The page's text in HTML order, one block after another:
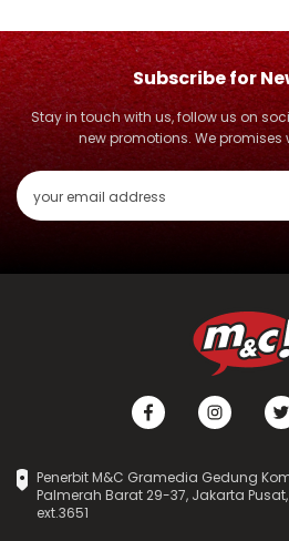
Subscribe for
Stay in touch with us, follow us on
new promotions. We promises
Penerbit M&C Gramedia Gedung
Palmerah Barat 29-37, Jakarta Pusat,
ext.3651